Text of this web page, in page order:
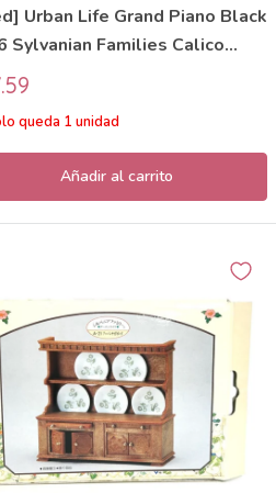
Urban Life Grand Piano Black
Sylvanian Families Calico
queda 1 unidad
Añadir al carrito